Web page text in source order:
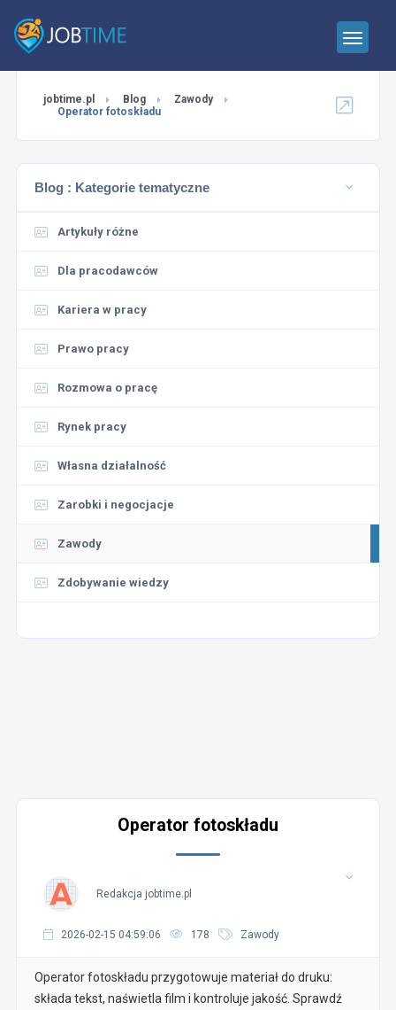
jobtime.pl Blog
Zawody
Operator fotoskładu
Blog : Kategorie tematyczne
Artykuły różne
Dla pracodawców
Kariera w pracy
Prawo pracy
Rozmowa o pracę
Rynek pracy
Własna działalność
Zarobki i negocjacje
Zawody
Zdobywanie wiedzy
Operator fotoskładu
Redakcja jobtime.pl
2026-02-15 04:59:06 178 Zawody
Operator fotoskładu przygotowuje materiał do druku:
składa tekst, naświetla film i kontroluje jakość. Sprawdź